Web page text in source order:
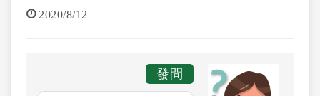
2020/8/12
發問